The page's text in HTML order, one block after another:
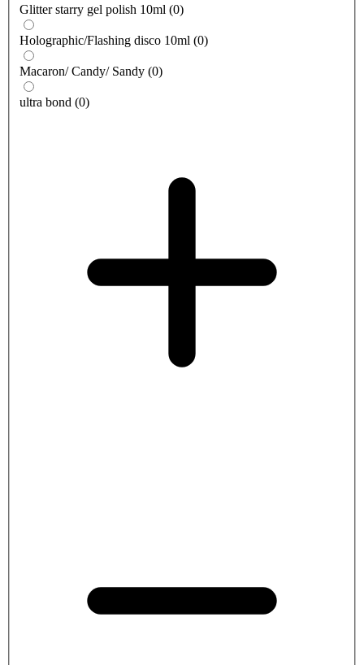
Glitter starry gel polish 10ml (0)
Holographic/Flashing disco 10ml (0)
Macaron/ Candy/ Sandy (0)
ultra bond (0)